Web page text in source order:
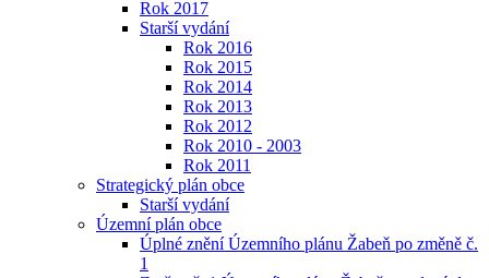
Rok 2017
Starší vydání
Rok 2016
Rok 2015
Rok 2014
Rok 2013
Rok 2012
Rok 2010 - 2003
Rok 2011
Strategický plán obce
Starší vydání
Územní plán obce
Úplné znění Územního plánu Žabeň po změně č.
1